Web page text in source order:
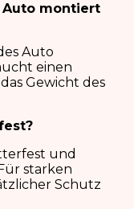
Auto montiert
Auto
einen
Gewicht des
und
starken
Schutz